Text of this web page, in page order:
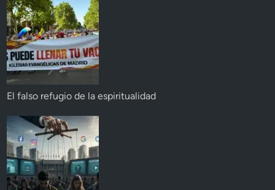
El falso refugio de la espiritualidad